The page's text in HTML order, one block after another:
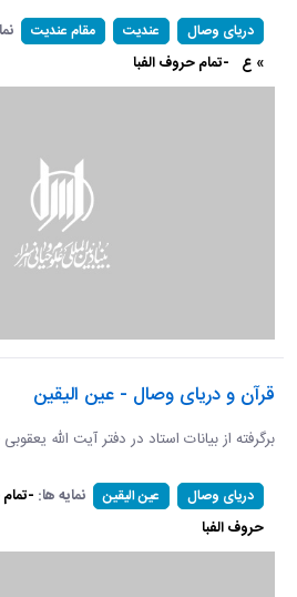
دریای وصال عندیت مقام عندیت
» ع -تمام حروف الفبا
قرآن و دریای وصال - عین الیقین
برگرفته از بیانات استاد در دفتر آیت الله یعقوبی -
دریای وصال عین الیقین نمایه ها: -
حروف الفبا